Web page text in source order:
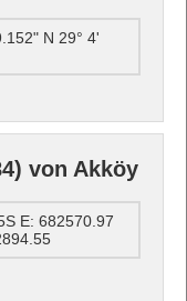
N 29° 4'
von Akköy
E: 682570.97